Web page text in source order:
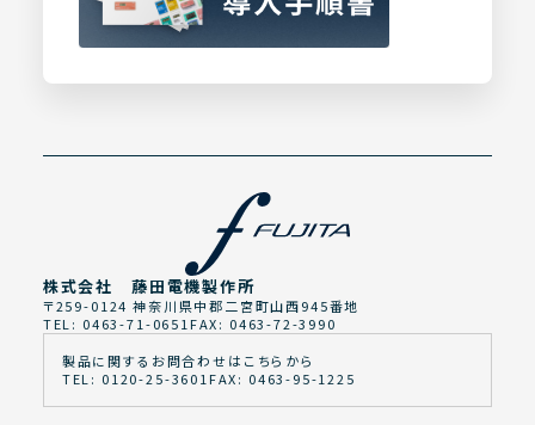
株式会社 藤田電機製作所
〒259-0124 神奈川県中郡二宮町山西945番地
TEL: 0463-71-0651 FAX: 0463-72-3990
製品に関するお問合わせはこちらから
TEL: 0120-25-3601 FAX: 0463-95-1225